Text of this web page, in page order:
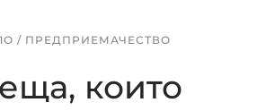
/ ПРЕДПРИЕМАЧЕСТВО
които